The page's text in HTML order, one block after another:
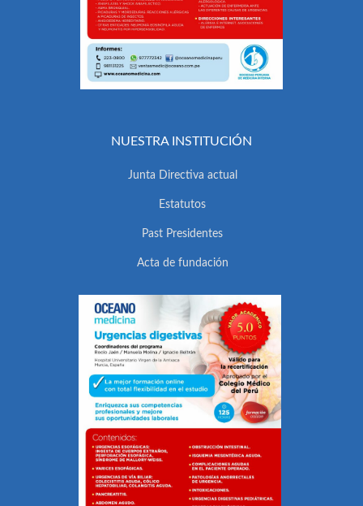
NUESTRA INSTITUCIÓN
Junta Directiva actual
Estatutos
Past Presidentes
Acta de fundación